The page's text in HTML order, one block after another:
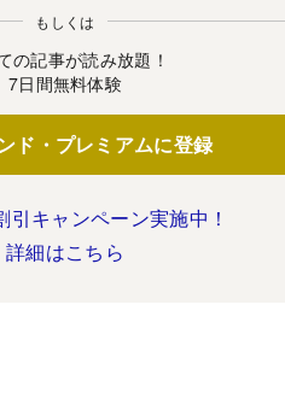
もしくは
の記事が読み放題！
7日間無料体験
ド・プレミアムに登録
引キャンペーン実施中！
詳細はこちら